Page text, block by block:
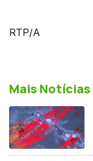
RTP/A
Mais Notícias